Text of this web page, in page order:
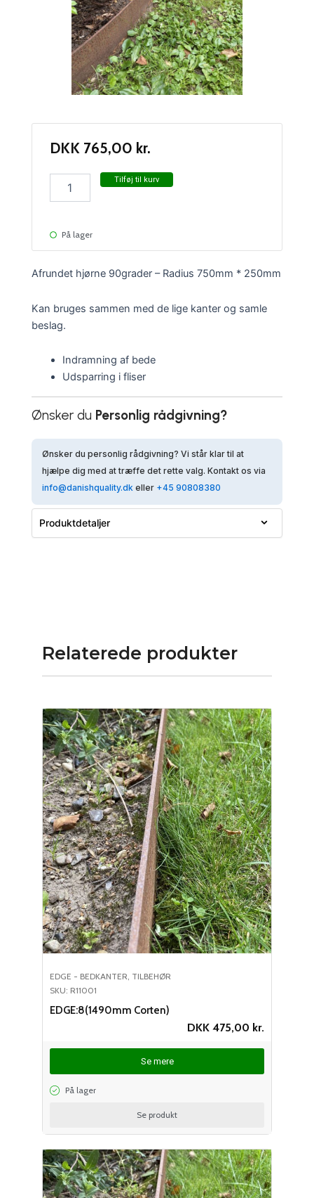
DKK 765,00 kr.
EDGE:6(5mm
Corten)
Tilføj til kurv
På lager
Afrundet hjørne 90grader – Radius 750mm * 250mm
Kan bruges sammen med de lige kanter og samle
beslag.
Indramning af bede
Udsparring i fliser
Ønsker du Personlig rådgivning?
Ønsker du personlig rådgivning? Vi står klar til at
hjælpe dig med at træffe det rette valg. Kontakt os via
info@danishquality.dk eller +45 90808380
Produktdetaljer
Relaterede produkter
EDGE - BEDKANTER TILBEHØR
SKU: R11001
EDGE:8(1490mm Corten)
DKK475,00 kr.
Se mere
På lager
Se produkt